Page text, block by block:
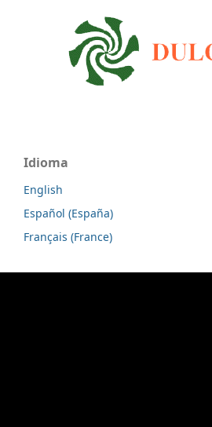
Idioma
English
Español (España)
Français (France)